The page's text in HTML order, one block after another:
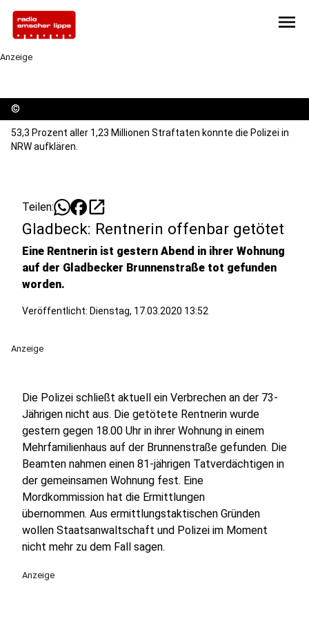
menu
Anzeige
©
53,3 Prozent aller 1,23 Millionen Straftaten konnte die Polizei in
NRW aufklären.
Teilen: open_in_new
Gladbeck: Rentnerin offenbar getötet
Eine Rentnerin ist gestern Abend in ihrer Wohnung
auf der Gladbecker Brunnenstraße tot gefunden
worden.
Veröffentlicht: Dienstag, 17.03.2020 13:52
Anzeige
Die Polizei schließt aktuell ein Verbrechen an der 73-
Jährigen nicht aus. Die getötete Rentnerin wurde
gestern gegen 18.00 Uhr in ihrer Wohnung in einem
Mehrfamilienhaus auf der Brunnenstraße gefunden. Die
Beamten nahmen einen 81-jährigen Tatverdächtigen in
der gemeinsamen Wohnung fest. Eine
Mordkommission hat die Ermittlungen
übernommen. Aus ermittlungstaktischen Gründen
wollen Staatsanwaltschaft und Polizei im Moment
nicht mehr zu dem Fall sagen.
Anzeige